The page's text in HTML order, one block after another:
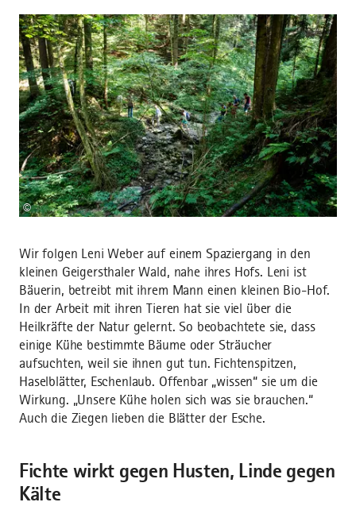
©
Wir folgen Leni Weber auf einem Spaziergang in den
kleinen Geigersthaler Wald, nahe ihres Hofs. Leni ist
Bäuerin, betreibt mit ihrem Mann einen kleinen Bio-Hof.
In der Arbeit mit ihren Tieren hat sie viel über die
Heilkräfte der Natur gelernt. So beobachtete sie, dass
einige Kühe bestimmte Bäume oder Sträucher
aufsuchten, weil sie ihnen gut tun. Fichtenspitzen,
Haselblätter, Eschenlaub. Offenbar „wissen“ sie um die
Wirkung. „Unsere Kühe holen sich was sie brauchen.“
Auch die Ziegen lieben die Blätter der Esche.
Fichte wirkt gegen Husten, Linde gegen
Kälte